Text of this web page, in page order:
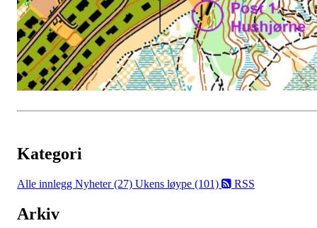
Kategori
Alle innlegg Nyheter (27) Ukens løype (101) RSS
Arkiv